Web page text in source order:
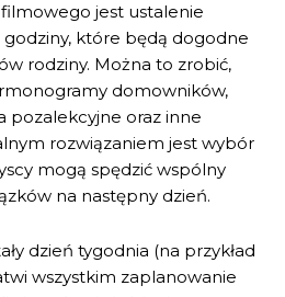
jest ustalenie
które będą dogodne
rodziny. Można to zrobić,
domowników,
pozalekcyjne oraz inne
rozwiązaniem jest wybór
mogą spędzić wspólny
na następny dzień.
dzień tygodnia (na przykład
wszystkim zaplanowanie